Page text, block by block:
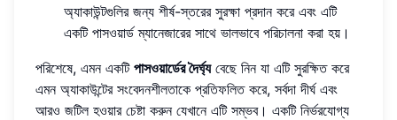
অ্যাকাউন্টগুলির জন্য শীর্ষ-স্তরের সুরক্ষা প্রদান করে এবং এটি
একটি পাসওয়ার্ড ম্যানেজারের সাথে ভালভাবে পরিচালনা করা হয়।
পরিশেষে, এমন একটি পাসওয়ার্ডের দৈর্ঘ্যবেছে নিন যা এটি সুরক্ষিত করে
এমন অ্যাকাউন্টের সংবেদনশীলতাকে প্রতিফলিত করে, সর্বদা দীর্ঘ এবং
আরও জটিল হওয়ার চেষ্টা করুন যেখানে এটি সম্ভব। একটি নির্ভরযোগ্য